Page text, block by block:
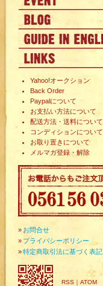
Yahoo!オークション
Back Order
Paypalについて
お支払い方法について
配送方法・送料について
コンディションについて
お取り置きについて
メルマガ登録・解除
» お問合せ
» プライバシーポリシー
»特定商取引法に基づく表記
RSS ｜ ATOM